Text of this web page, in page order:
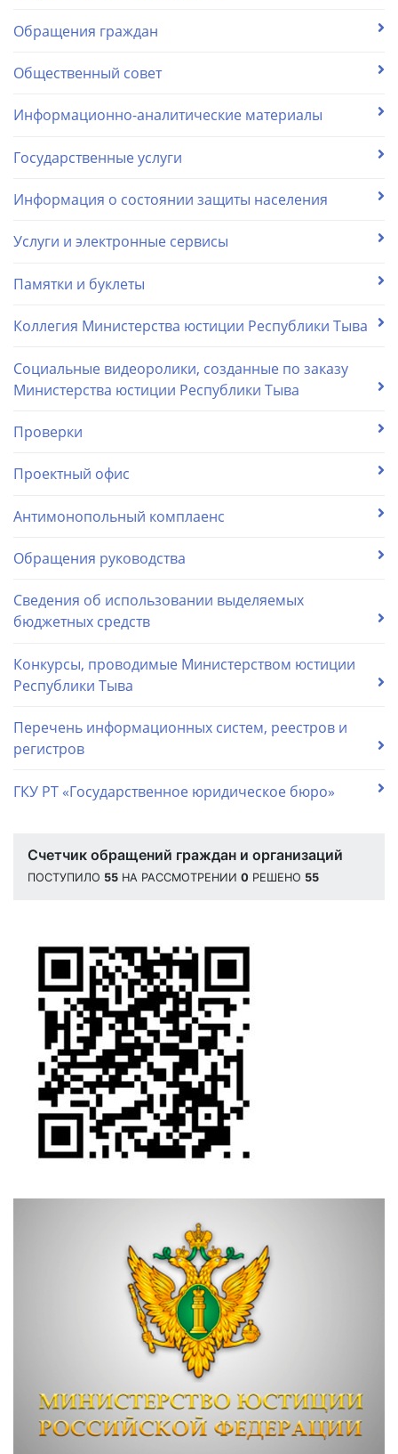
Обращения граждан
Общественный совет
Информационно-аналитические материалы
Государственные услуги
Информация о состоянии защиты населения
Услуги и электронные сервисы
Памятки и буклеты
Коллегия Министерства юстиции Республики Тыва
Социальные видеоролики, созданные по заказу
Министерства юстиции Республики Тыва
Проверки
Проектный офис
Антимонопольный комплаенс
Обращения руководства
Сведения об использовании выделяемых
бюджетных средств
Конкурсы, проводимые Министерством юстиции
Республики Тыва
Перечень информационных систем, реестров и
регистров
ГКУ РТ «Государственное юридическое бюро»
Счетчик обращений граждан и организаций
ПОСТУПИЛО 55 НА РАССМОТРЕНИИ 0 РЕШЕНО 55